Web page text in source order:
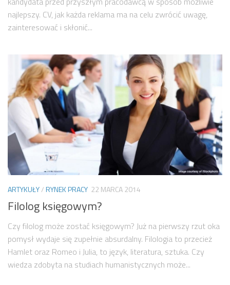
najlepszy. CV, jak każda reklama ma na celu zwrócić uwagę,
zainteresować i skłonić...
ARTYKUŁY/RYNEK PRACY 22 MARCA 2014
Filolog księgowym?
Czy filolog może zostać księgowym? Już na pierwszy rzut oka
pomysł wydaje się zupełnie absurdalny. Filologia to przecież
Hamlet oraz Romeo i Julia, to język, literatura, sztuka. Czy
wiedza zdobyta na studiach humanistycznych może...